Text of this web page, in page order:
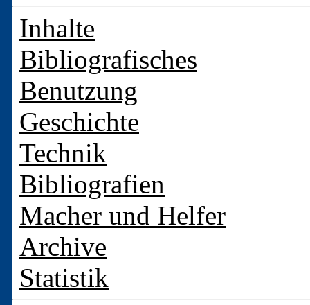
Inhalte
Bibliografisches
Benutzung
Geschichte
Technik
Bibliografien
Macher und Helfer
Archive
Statistik